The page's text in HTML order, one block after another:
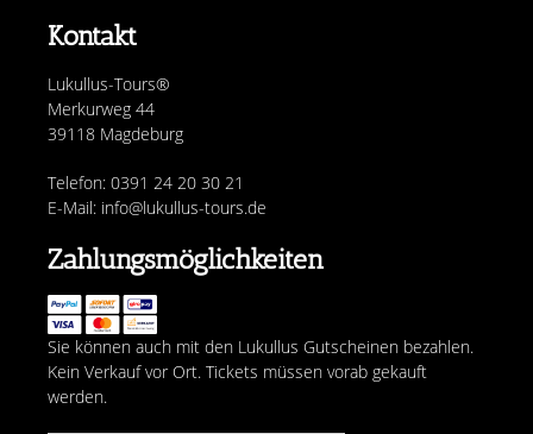
Kontakt
Lukullus-Tours®
Merkurweg 44
39118 Magdeburg
Telefon: 0391 24 20 30 21
E-Mail: info@lukullus-tours.de
Zahlungsmöglichkeiten
Sie können auch mit den Lukullus Gutscheinen bezahlen.
Kein Verkauf vor Ort. Tickets müssen vorab gekauft
werden.